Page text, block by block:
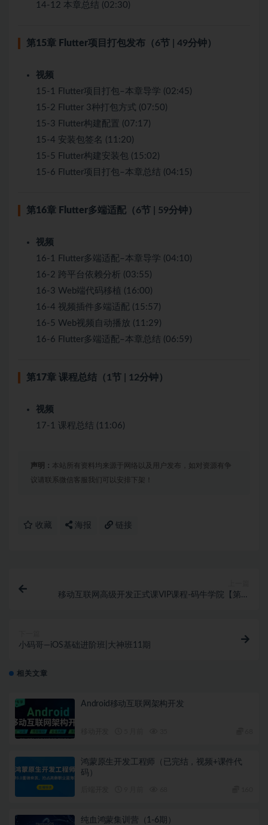
14-12 本章总结 (02:30)
第15章 Flutter项目打包发布 （6节 | 49分钟）
视频
15-1 Flutter项目打包–本章导学 (02:45)
15-2 Flutter 3种打包方式 (07:50)
15-3 Flutter构建配置 (07:17)
15-4 安装包签名 (11:20)
15-5 Flutter构建安装包 (15:02)
15-6 Flutter项目打包–本章总结 (04:15)
第16章 Flutter多端适配 （6节 | 59分钟）
视频
16-1 Flutter多端适配–本章导学 (04:10)
16-2 跨平台依赖分析 (03:55)
16-3 Web端代码移植 (16:00)
16-4 视频插件多端适配 (15:57)
16-5 Web视频自动播放 (11:29)
16-6 Flutter多端适配–本章总结 (06:59)
第17章 课程总结 （1节 | 12分钟）
视频
17-1 课程总结 (11:06)
声明： 本站所有资料均来源于网络以及用户发布，如对资源有争
议请联系微信客服我们可以安排下架！
收藏 海报 链接
移动互联网高级开发正式课VIP课程-码牛学院【第二
小码哥—iOS基础进阶班|大神班11期
相关文章
Android移动互联网架构开发
鸿蒙原生开发工程师（已完结，视频+课件代
码）
纯血鸿蒙集训营（1-6期）